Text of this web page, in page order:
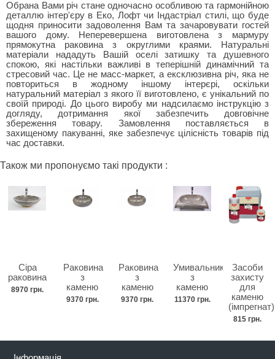
Обрана Вами річ стане одночасно особливою та гармонійною
деталлю інтер'єру в Еко, Лофт чи Індастріал стилі, що буде
щодня приносити задоволення Вам та зачаровувати гостей
вашого дому. Неперевершена виготовлена з мармуру
прямокутна раковина з округлими краями. Натуральні
матеріали нададуть Вашій оселі затишку та душевного
спокою, які настільки важливі в теперішній динамічний та
стресовий час. Це не масс-маркет, а ексклюзивна річ, яка не
повториться в жодному іншому інтерєрі, оскільки
натуральний матеріал з якого її виготовлено, є унікальний по
своїй природі. До цього виробу ми надсилаємо інструкцію з
догляду, дотримання якої забезпечить довговічне
збереження товару. Замовлення поставляється в
захищеному пакуванні, яке забезпечує цілісність товарів під
час доставки.
Також ми пропонуємо такі продукти :
Сіра
раковина
8970 грн.
Раковина
з
каменю
9370 грн.
Раковина
з
каменю
9370 грн.
Умивальник
з
каменю
11370 грн.
Засоби
захисту
для
каменю
(імпрегнат)
815 грн.